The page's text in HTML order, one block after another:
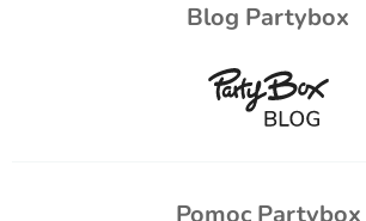
Blog Partybox